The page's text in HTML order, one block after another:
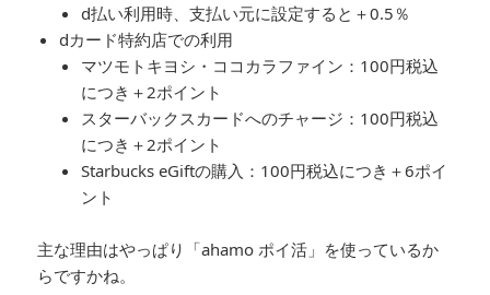
d払い利用時、支払い元に設定すると＋0.5％
dカード特約店での利用
マツモトキヨシ・ココカラファイン：100円税込
につき＋2ポイント
スターバックスカードへのチャージ：100円税込
につき＋2ポイント
Starbucks eGiftの購入：100円税込につき＋6ポイ
ント
主な理由はやっぱり「ahamo ポイ活」を使っているか
らですかね。